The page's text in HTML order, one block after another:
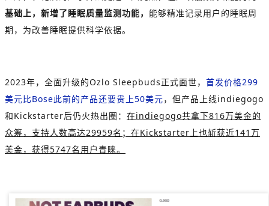
基础上，新增了睡眠质量监测功能， 能够精准记录用户的睡眠周
期，为改善睡眠提供科学依据。
2023年，全面升级的Ozlo Sleepbuds正式面世， 首发价格299
美元比Bose此前的产品还要贵上50美元，但产品上线indiegogo
和Kickstarter后仍火热出圈： 在indiegogo共拿下816万美金的
众筹，支持人数高达29959名；在Kickstarter上也斩获近141万
美金，获得5747名用户青睐。